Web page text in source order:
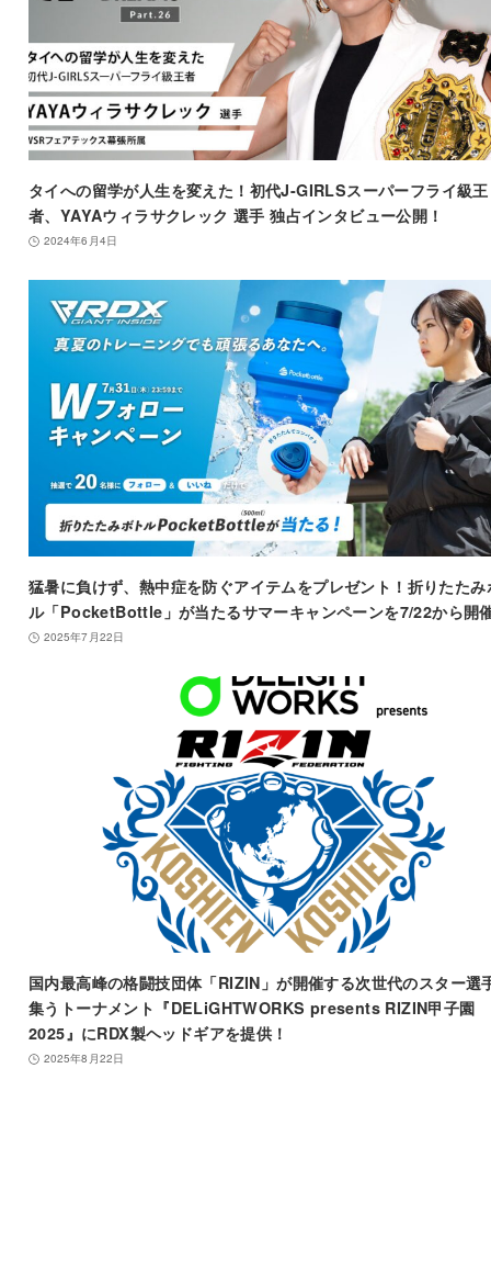
タイへの留学が人生を変えた！初代J-GIRLSスーパーフライ級王
者、YAYAウィラサクレック 選手 独占インタビュー公開！
2024年6月4日
猛暑に負けず、熱中症を防ぐアイテムをプレゼント！折りたたみ
ル「PocketBottle」が当たるサマーキャンペーンを7/22から開
2025年7月22日
国内最高峰の格闘技団体「RIZIN」が開催する次世代のスター選
集うトーナメント『DELiGHTWORKS presents RIZIN甲子園
2025』にRDX製ヘッドギアを提供！
2025年8月22日